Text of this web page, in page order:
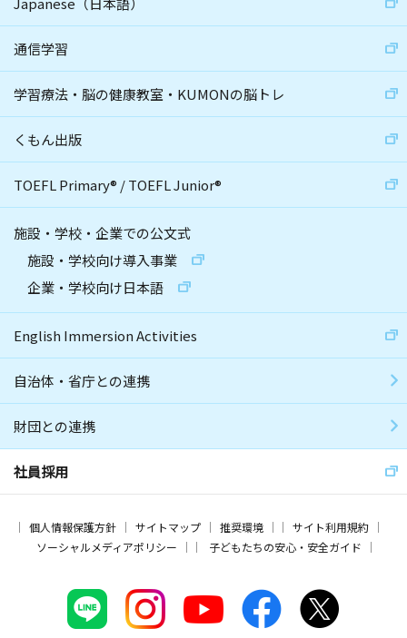
通信学習
学習療法・脳の健康教室・KUMONの脳トレ
くもん出版
TOEFL Primary® /TOEFL Junior®
施設・学校・企業での公文式
施設・学校向け導入事業
企業・学校向け日本語
English Immersion Activities
自治体・省庁との連携
財団との連携
社員採用
個人情報保護方針 サイトマップ 推奨環境
サイト利用規約
ソーシャルメディアポリシー
子どもたちの安心・安全ガイド